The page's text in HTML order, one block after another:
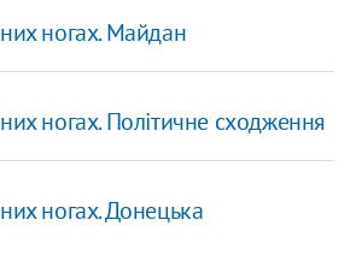
ногах. Майдан
ногах. Політичне сходження
ногах. Донецька